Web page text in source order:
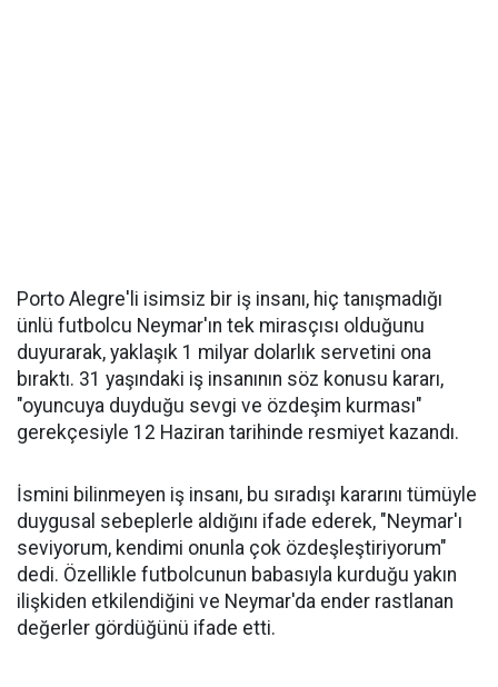
Porto Alegre'li isimsiz bir iş insanı, hiç tanışmadığı
ünlü futbolcu Neymar'ın tek mirasçısı olduğunu
duyurarak, yaklaşık 1 milyar dolarlık servetini ona
bıraktı. 31 yaşındaki iş insanının söz konusu kararı,
"oyuncuya duyduğu sevgi ve özdeşim kurması"
gerekçesiyle 12 Haziran tarihinde resmiyet kazandı.
İsmini bilinmeyen iş insanı, bu sıradışı kararını tümüyle
duygusal sebeplerle aldığını ifade ederek, "Neymar'ı
seviyorum, kendimi onunla çok özdeşleştiriyorum"
dedi. Özellikle futbolcunun babasıyla kurduğu yakın
ilişkiden etkilendiğini ve Neymar'da ender rastlanan
değerler gördüğünü ifade etti.